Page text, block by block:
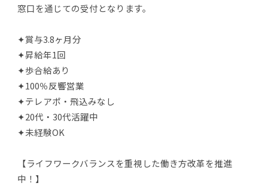
窓口を通じての受付となります。
✦賞与3.8ヶ月分
✦昇給年1回
✦歩合給あり
✦100％反響営業
✦テレアポ・飛込みなし
✦20代・30代活躍中
✦未経験OK
【ライフワークバランスを重視した働き方改革を推進
中！】